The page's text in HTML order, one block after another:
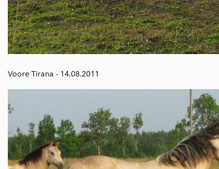
Voore Tirana - 14.08.2011